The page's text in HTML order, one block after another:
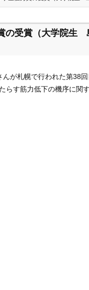
の受賞（大学院生
んが札幌で行われた第38回
らす筋力低下の機序に関